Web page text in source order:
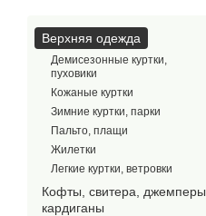
Верхняя одежда
Демисезонные куртки,
пуховики
Кожаные куртки
Зимние куртки, парки
Пальто, плащи
Жилетки
Легкие куртки, ветровки
Кофты, свитера, джемперы,
кардиганы